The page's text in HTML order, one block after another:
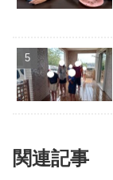
関連記事